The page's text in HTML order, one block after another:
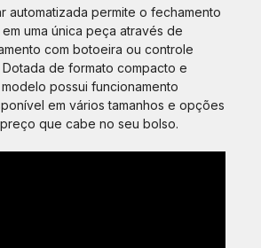
automatizada permite o fechamento
uma única peça através de
com botoeira ou controle
Dotada de formato compacto e
possui funcionamento
em vários tamanhos e opções
que cabe no seu bolso.